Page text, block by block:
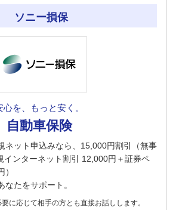
ソニー損保
心を、もっと安く。
自動車保険
ネット申込みなら、15,000円割引（無事
インターネット割引 12,000円＋証券ペ
たをサポート。
に応じて相手の方とも直接お話しします。